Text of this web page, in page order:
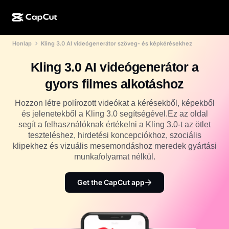
CapCut Online
CapCut Pad
CapCut Mobile
Dreamina AI
MI-alkotás
MI-dizájn
Videóstúdió
MI-videógenerátor
MI-képgenerátor
MI-képminőség-javító
Dreamina Seedance 2.5
Funkciók
MI-eszközök
Videószerkesztő és -generátor
Képszerkesztő és -generátor
Beszédhang-generátor és -szerkesztő
Közösségi média
Ünnepi sablonok
Több
Naptársablonok
Névjegy
Közösség
Kezdeményezések
Partnerek
Úttörőprogram
Kreatív partnerprogram
CapCut kreatív campus
Honlap Kling 3.0 AI videógenerátor szöveg- és képkérésekhez
Kling 3.0 AI videógenerátor a
gyors filmes alkotáshoz
Hozzon létre polírozott videókat a kérésekből, képekből
és jelenetekből a Kling 3.0 segítségével.Ez az oldal
segít a felhasználóknak értékelni a Kling 3.0-t az ötlet
teszteléshez, hirdetési koncepciókhoz, szociális
klipekhez és vizuális mesemondáshoz meredek gyártási
munkafolyamat nélkül.
Get the CapCut app